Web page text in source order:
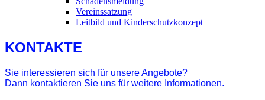
Vereinssatzung
Leitbild und Kinderschutzkonzept
KONTAKTE
Sie interessieren sich für unsere Angebote?
Dann kontaktieren Sie uns für weitere Informationen.